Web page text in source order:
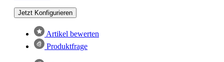
Jetzt Konfigurieren
Artikel bewerten
Produktfrage